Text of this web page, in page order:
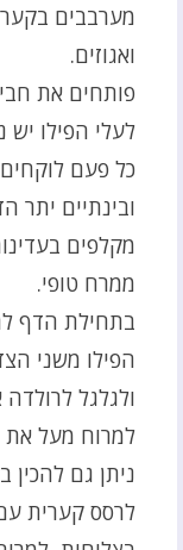
מערבבים
ואגוזים.
פותחים את
לעלי הפילו יש
כל פעם
ובינתיים יתר
מקלפים
ממרח טופי.
בתחילת הדף
הפילו משני
ולגלגל לרולדה
למרוח מעל
ניתן גם להכין
לרסס קערית